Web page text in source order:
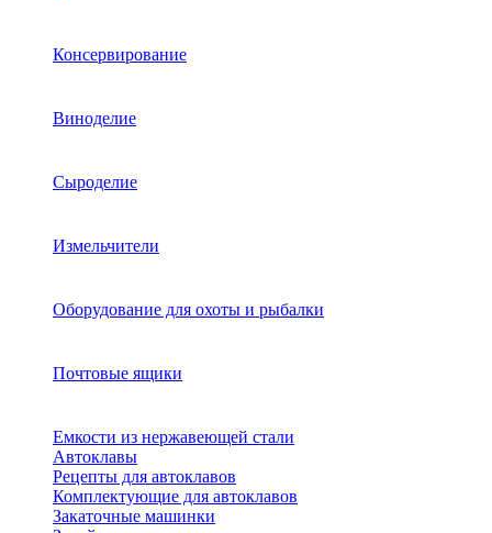
Консервирование
Виноделие
Сыроделие
Измельчители
Оборудование для охоты и рыбалки
Почтовые ящики
Емкости из нержавеющей стали
Автоклавы
Рецепты для автоклавов
Комплектующие для автоклавов
Закаточные машинки